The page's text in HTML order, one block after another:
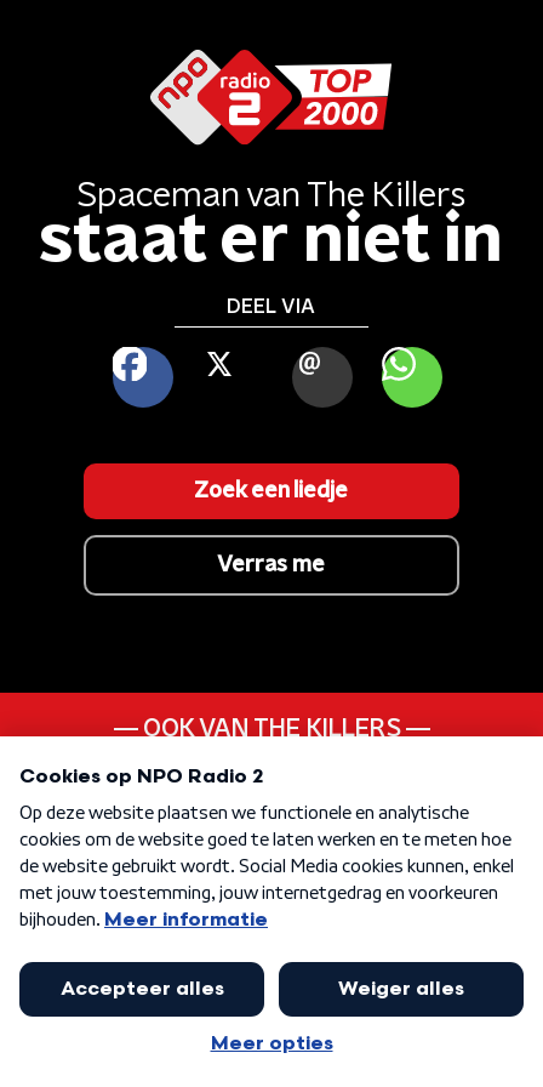
Spacemanvan The Killers
staat er niet in
DEEL VIA
FACEBOOK
X MAIL WHATSAPP
Zoek een liedje
Verras me
OOK VAN THE KILLERS
Human
ANDER LIEDJE UIT DE
00s
KEN JE DEZE NOG
Wonderwall